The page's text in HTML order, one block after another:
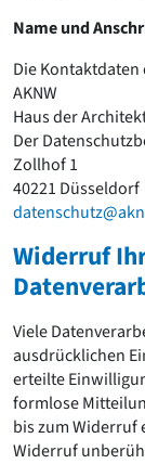
Name und
Die
AKNW
Haus der
Der
Zollhof 1
40221 Düsseldorf
Widerruf
Viele
ausdrücklichen
erteilte
formlose
bis zum Widerruf
Widerruf